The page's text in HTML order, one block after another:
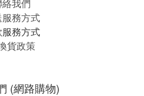
我們
務方式
務方式
貨政策
(網路購物)